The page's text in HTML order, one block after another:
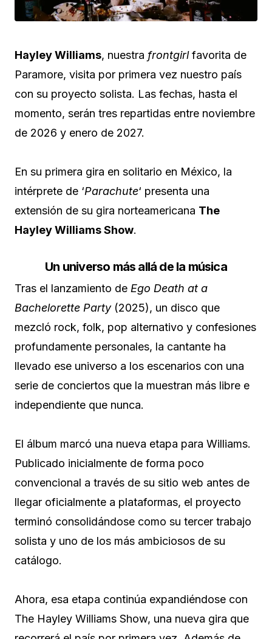
Hayley Williams, nuestra frontgirlfavorita de
Paramore, visita por primera vez nuestro país
con su proyecto solista. Las fechas, hasta el
momento, serán tres repartidas entre noviembre
de 2026 y enero de 2027.
En su primera gira en solitario en México, la
intérprete de ‘Parachute‘ presenta una
extensión de su gira norteamericana The
Hayley Williams Show.
Un universo más allá de la música
Tras el lanzamiento de Ego Death at a
Bachelorette Party(2025), un disco que
mezcló rock, folk, pop alternativo y confesiones
profundamente personales, la cantante ha
llevado ese universo a los escenarios con una
serie de conciertos que la muestran más libre e
independiente que nunca.
El álbum marcó una nueva etapa para Williams.
Publicado inicialmente de forma poco
convencional a través de su sitio web antes de
llegar oficialmente a plataformas, el proyecto
terminó consolidándose como su tercer trabajo
solista y uno de los más ambiciosos de su
catálogo.
Ahora, esa etapa continúa expandiéndose con
The Hayley Williams Show, una nueva gira que